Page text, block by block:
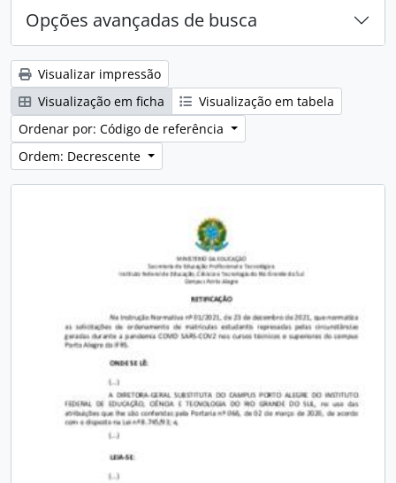
Opções avançadas de busca
Visualizar impressão
Visualização em ficha
Visualização em tabela
Ordenar por: Código de referência
Ordem: Decrescente